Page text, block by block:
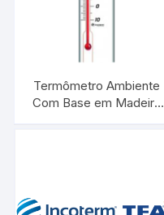
Termômetro Ambiente
Com Base em Madeira